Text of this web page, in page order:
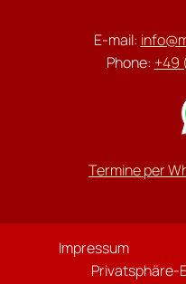
E-mail:
Phone: +49
Termine per
Impressum
Privatsphäre-